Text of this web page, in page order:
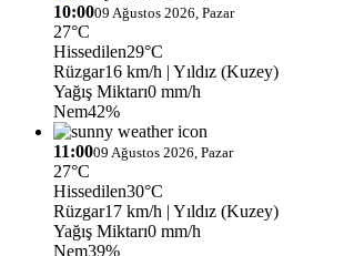
10:0009 Ağustos 2026, Pazar
27°C
Hissedilen29°C
Rüzgar16 km/h | Yıldız (Kuzey)
Yağış Miktarı0 mm/h
Nem42%
11:0009 Ağustos 2026, Pazar
27°C
Hissedilen30°C
Rüzgar17 km/h | Yıldız (Kuzey)
Yağış Miktarı0 mm/h
Nem39%